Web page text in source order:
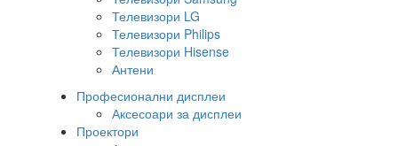
Телевизори LG
Телевизори Philips
Телевизори Hisense
Антени
Професионални дисплеи
Аксесоари за дисплеи
Проектори